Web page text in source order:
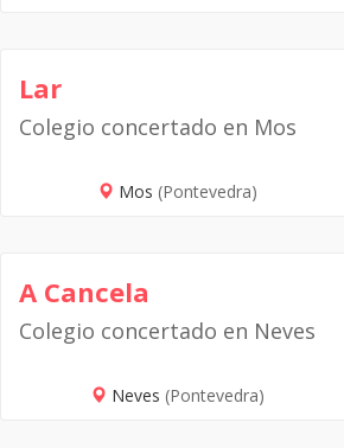
Lar
Colegio concertado en Mos
Mos (Pontevedra)
A Cancela
Colegio concertado en Neves
Neves (Pontevedra)